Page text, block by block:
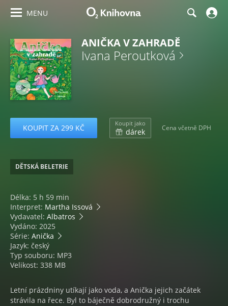
MENU
ANIČKA V ZAHRADĚ
Ivana Peroutková
KOUPIT ZA 299 KČ Koupit jako
dárek Cena včetně DPH
DĚTSKÁ BELETRIE
Délka: 5 h 59 min
Interpret: Martha Issová
Vydavatel: Albatros
Vydáno: 2025
Série: Anička
Jazyk: český
Typ souboru: MP3
Velikost: 338 MB
Letní prázdniny utíkají jako voda, a Anička jejich začátek
strávila na řece. Byl to báječně dobrodružný i trochu